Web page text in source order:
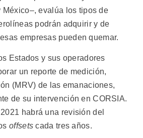
México–, evalúa los tipos de
podrán adquirir y de
empresas pueden quemar.
Estados y sus operadores
un reporte de medición,
(MRV) de las emanaciones,
de su intervención en CORSIA.
habrá una revisión del
offsets cada tres años.